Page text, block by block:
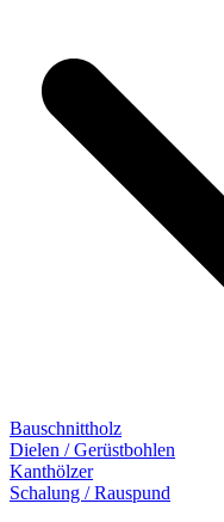
Bauschnittholz
Dielen / Gerüstbohlen
Kanthölzer
Schalung / Rauspund